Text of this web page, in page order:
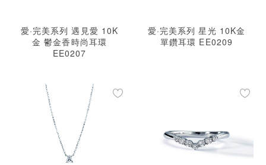
愛·完美系列 遇見愛 10K
金 鬱金香時尚耳環
EE0207
愛·完美系列 星光 10K金
單鑽耳環 EE0209